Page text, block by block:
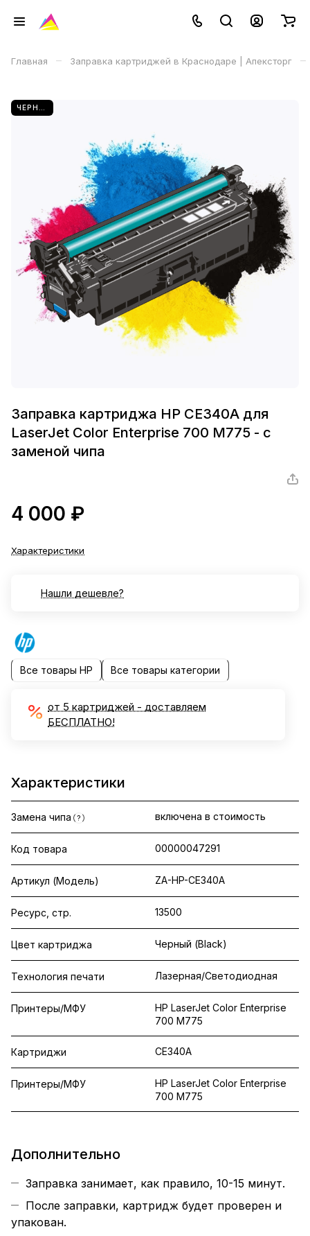
Главная – Заправка картриджей в Краснодаре | Апексторг –
Заправка картриджа HP CE340A для
LaserJet Color Enterprise 700 M775 - с
заменой чипа
4 000 ₽
Характеристики
Нашли дешевле?
Все товары HP Все товары категории
от 5 картриджей - доставляем
БЕСПЛАТНО!
Характеристики
Замена чипа ? включена в стоимость
Код товара 00000047291
Артикул (Модель) ZA-HP-CE340A
Ресурс, стр. 13500
Цвет картриджа Черный (Black)
Технология печати Лазерная/Светодиодная
Принтеры/МФУ
HP LaserJet Color Enterprise
700 M775
Картриджи CE340A
Принтеры/МФУ
HP LaserJet Color Enterprise
700 M775
Дополнительно
Заправка занимает, как правило, 10-15 минут.
После заправки, картридж будет проверен и
упакован.